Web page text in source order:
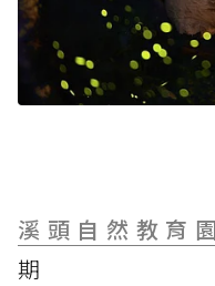
溪頭自然教育